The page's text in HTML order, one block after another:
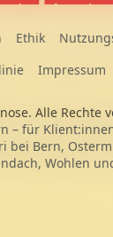
Ethik
Impressum
. Alle Rechte
– für
bei Bern,
Wohlen